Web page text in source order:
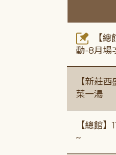
【總
動-8月場
【新莊
菜一湯
【總館
~